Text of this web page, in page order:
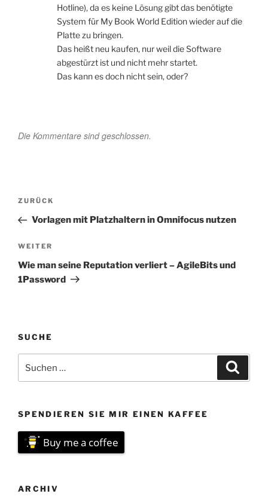
Hotline), da es keine Lösung gibt das benötigte
System für My Book World Edition wieder auf die
Platte zu bringen.
Das heißt neu kaufen, nur weil die Software
abgestürzt ist und nicht mehr startet.
Das kann es doch nicht sein, oder?
Die Kommentare sind geschlossen.
Beitragsnavigation
Vorheriger
Beitrag
ZURÜCK
Vorlagen mit Platzhaltern in Omnifocus nutzen
Nächster
Beitrag
WEITER
Wie man seine Reputation verliert – AgileBits und
1Password
SUCHE
nach:
SPENDIEREN SIE MIR EINEN KAFFEE
Buy me a coffee
ARCHIV